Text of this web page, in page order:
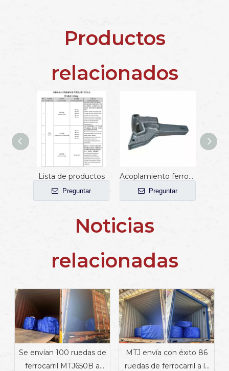
Productos
relacionados
Lista de productos
Preguntar
Acoplamiento ferroviario - Acopladores automáticos de Rusia
Preguntar
Noticias
relacionadas
Se envían 100 ruedas de
ferrocarril MTJ650B a
MTJ envía con éxito 86
ruedas de ferrocarril a la